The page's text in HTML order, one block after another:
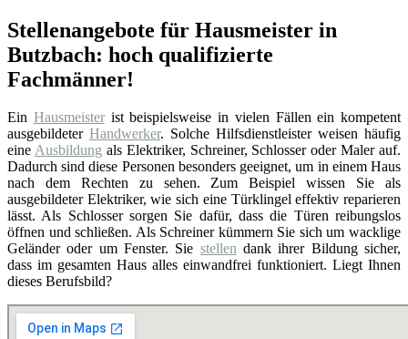
Stellenangebote für Hausmeister in
Butzbach: hoch qualifizierte
Fachmänner!
Ein Hausmeisterist beispielsweise in vielen Fällen ein kompetent
ausgebildeter Handwerker. Solche Hilfsdienstleister weisen häufig
eine Ausbildungals Elektriker, Schreiner, Schlosser oder Maler auf.
Dadurch sind diese Personen besonders geeignet, um in einem Haus
nach dem Rechten zu sehen. Zum Beispiel wissen Sie als
ausgebildeter Elektriker, wie sich eine Türklingel effektiv reparieren
lässt. Als Schlosser sorgen Sie dafür, dass die Türen reibungslos
öffnen und schließen. Als Schreiner kümmern Sie sich um wacklige
Geländer oder um Fenster. Sie stellendank ihrer Bildung sicher,
dass im gesamten Haus alles einwandfrei funktioniert. Liegt Ihnen
dieses Berufsbild?